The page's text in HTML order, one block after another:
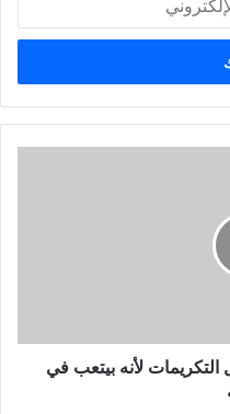
لأنه بيتعب في